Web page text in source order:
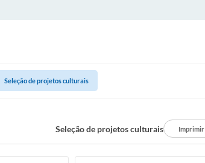
Seleção de projetos culturais
Seleção de projetos culturais Imprimir